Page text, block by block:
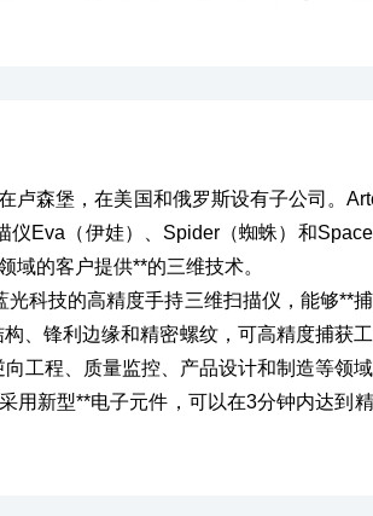
森堡，在美国和俄罗斯设有子公司。
Eva（伊娃）、Spider（蜘蛛）和
域的客户提供**的三维技术。
科技的高精度手持三维扫描仪，能够**
、锋利边缘和精密螺纹，可高精度捕获
工程、质量监控、产品设计和制造等领
用新型**电子元件，可以在3分钟内达